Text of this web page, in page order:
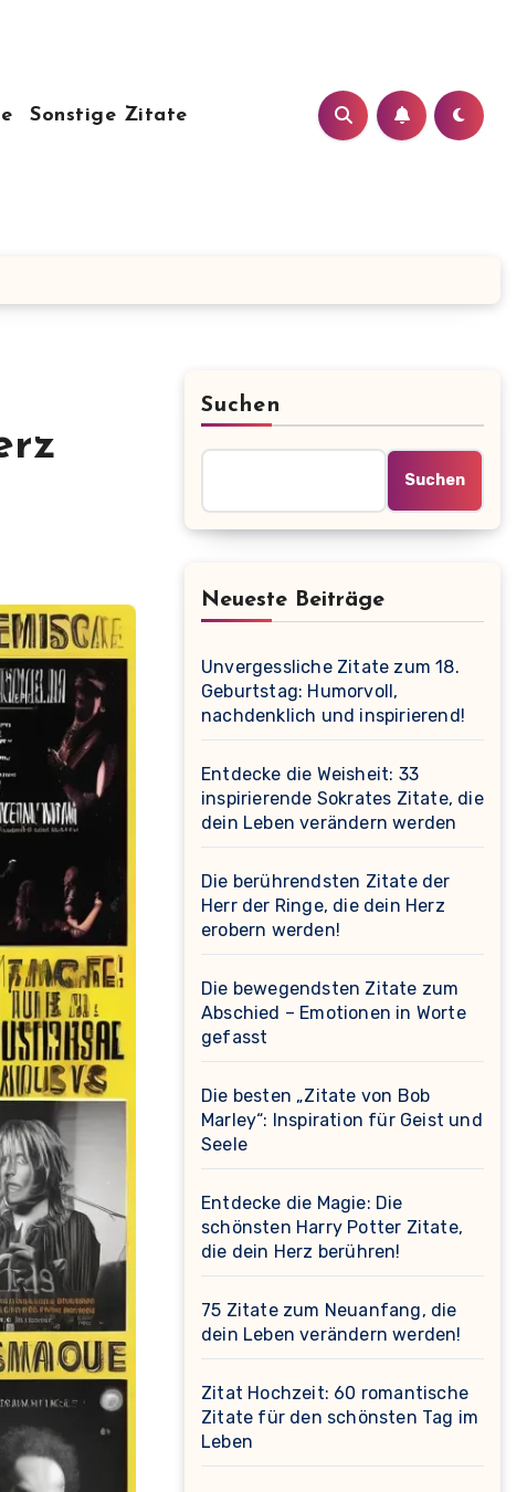
Sonstige Zitate
Suchen
Suchen
Neueste Beiträge
Unvergessliche Zitate zum 18.
Geburtstag: Humorvoll,
nachdenklich und inspirierend!
Entdecke die Weisheit: 33
inspirierende Sokrates Zitate, die
dein Leben verändern werden
Die berührendsten Zitate der
Herr der Ringe, die dein Herz
erobern werden!
Die bewegendsten Zitate zum
Abschied – Emotionen in Worte
gefasst
Die besten „Zitate von Bob
Marley“: Inspiration für Geist und
Seele
Entdecke die Magie: Die
schönsten Harry Potter Zitate,
die dein Herz berühren!
75 Zitate zum Neuanfang, die
dein Leben verändern werden!
Zitat Hochzeit: 60 romantische
Zitate für den schönsten Tag im
Leben